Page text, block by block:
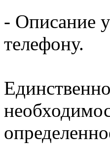
- Описание
телефону.